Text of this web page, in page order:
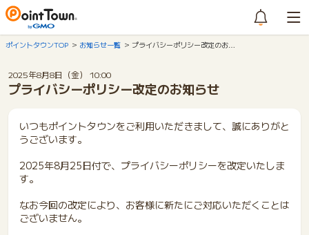
ポイントタウンTOP お知らせ一覧 プライバシーポリシー改定のお…
2025年8月8日（金） 10:00
プライバシーポリシー改定のお知らせ
いつもポイントタウンをご利用いただきまして、誠にありがと
うございます。
2025年8月25日付で、プライバシーポリシーを改定いたしま
す。
なお今回の改定により、お客様に新たにご対応いただくことは
ございません。